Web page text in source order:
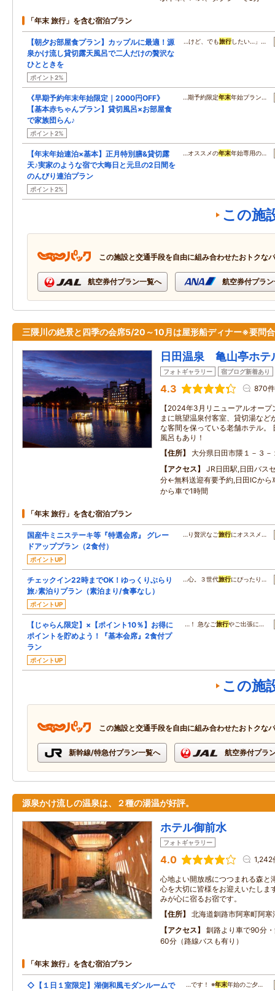
「年末 旅行」を含む宿泊プラン
【朝夕お部屋食プラン】カップルに最適！源
泉かけ流し貸切露天風呂で二人だけの贅沢な
ひとときを
ポイント2%
…けど、でも旅行したい…」…
《早期予約年末年始限定｜2000円OFF》
【基本赤ちゃんプラン】貸切風呂×お部屋食
で家族団らん♪
ポイント2%
…期予約限定年末年始プラン…
【年末年始連泊×基本】正月特別膳&貸切露
天♪実家のような宿で大晦日と元旦の2日間を
のんびり連泊プラン
ポイント2%
…オススメの年末年始専用の…
この施
この施設と交通手段を自由に組み合わせたおトクな
航空券付プラン一覧へ 航空券付プラ
三隈川の絶景と四季の会席5/20～10月は屋形船ディナー※要問
日田温泉 亀山亭ホテ
フォトギャラリー 宿ブログ新着あり
4.3 870件
【2024年3月リニューアルオー
まに眺望温泉付客室、貸切湯など
な客間を保っている老舗ホテル。
風呂もあり！
住所
大分県日田市隈１－３－
アクセス
JR日田駅,日田バス
分←無料送迎有要予約,日田ICから
から車で1時間
「年末 旅行」を含む宿泊プラン
国産牛ミニステーキ等『特選会席』 グレー
ドアッププラン（2食付）
ポイントUP
…り贅沢なご旅行にオススメ…
チェックイン22時までOK！ゆっくりぶらり
旅♪素泊りプラン（素泊まり/食事なし）
ポイントUP
…心。３世代旅行にぴったり…
【じゃらん限定】×【ポイント10％】お得に
ポイントを貯めよう！『基本会席』2食付プ
ラン
ポイントUP
…！ 急なご旅行やご出張に…
この施
この施設と交通手段を自由に組み合わせたおトクな
新幹線/特急付プラン一覧へ 航空券付プラ
源泉かけ流しの温泉は、２種の湯温が好評。
ホテル御前水
フォトギャラリー
4.0 1,242
心地よい開放感につつまれる森と
心を大切に皆様をお迎えいたしま
みが心に宿るお宿です。
住所
北海道釧路市阿寒町阿
アクセス
釧路より車で90分
60分（路線バスも有り）
「年末 旅行」を含む宿泊プラン
◇【１日１室限定】湖側和風モダンルームで
…です！ ※年末年始のご夕…